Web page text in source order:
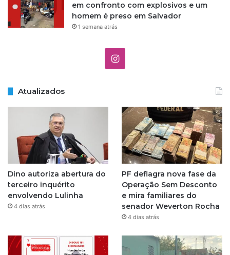
em confronto com explosivos e um
homem é preso em Salvador
1 semana atrás
I
t
a
g
r
a
m
Atualizados
Dino autoriza abertura do
terceiro inquérito
envolvendo Lulinha
4 dias atrás
PF deflagra nova fase da
Operação Sem Desconto
e mira familiares do
senador Weverton Rocha
4 dias atrás